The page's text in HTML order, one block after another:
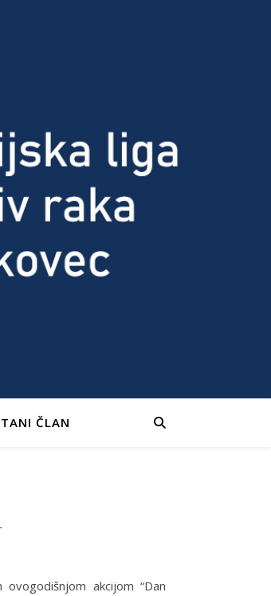
ČLAN
akcijom “Dan